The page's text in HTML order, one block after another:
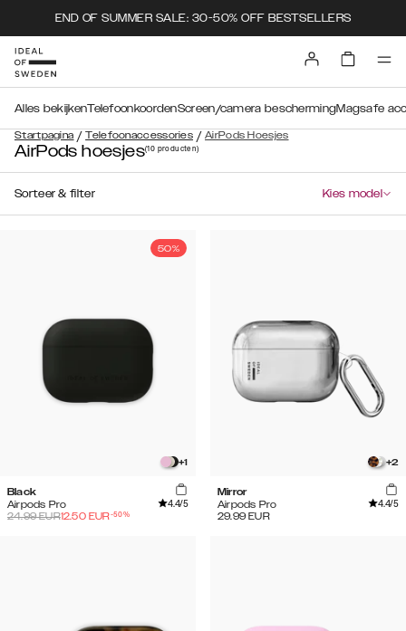
END OF SUMMER SALE: 30-50% OFF BESTSELLERS
Startpagina / Telefoonaccessories / AirPods Hoesjes
Alles bekijkenTelefoonkoordenScreen/camera beschermingMagsafe
AirPods hoesjes(10 producten)
Sorteer & filter Kies model
50%
+1
Black
Airpods Pro
4.4/5
24.99EUR12.50 EUR-50%
+2
Mirror
Airpods Pro
4.4/5
29.99 EUR